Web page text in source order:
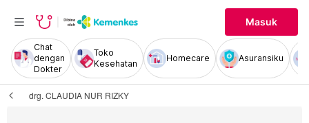
Masuk
Chat
dengan
Dokter
Toko
Kesehatan
Homecare Asuransiku
drg. CLAUDIA NUR RIZKY